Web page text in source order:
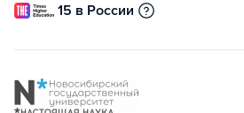
15 в России